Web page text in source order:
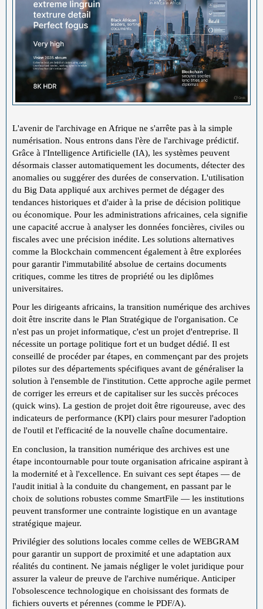
L'avenir de l'archivage en Afrique ne s'arrête pas à la simple
numérisation. Nous entrons dans l'ère de l'archivage prédictif.
Grâce à l'Intelligence Artificielle (IA), les systèmes peuvent
désormais classer automatiquement les documents, détecter des
anomalies ou suggérer des durées de conservation. L'utilisation
du Big Data appliqué aux archives permet de dégager des
tendances historiques et d'aider à la prise de décision politique
ou économique. Pour les administrations africaines, cela signifie
une capacité accrue à analyser les données foncières, civiles ou
fiscales avec une précision inédite. Les solutions alternatives
comme la Blockchain commencent également à être explorées
pour garantir l'immutabilité absolue de certains documents
critiques, comme les titres de propriété ou les diplômes
universitaires.
Pour les dirigeants africains, la transition numérique des archives
doit être inscrite dans le Plan Stratégique de l'organisation. Ce
n'est pas un projet informatique, c'est un projet d'entreprise. Il
nécessite un portage politique fort et un budget dédié. Il est
conseillé de procéder par étapes, en commençant par des projets
pilotes sur des départements spécifiques avant de généraliser la
solution à l'ensemble de l'institution. Cette approche agile permet
de corriger les erreurs et de capitaliser sur les succès précoces
(quick wins). La gestion de projet doit être rigoureuse, avec des
indicateurs de performance (KPI) clairs pour mesurer l'adoption
de l'outil et l'efficacité de la nouvelle chaîne documentaire.
En conclusion, la transition numérique des archives est une
étape incontournable pour toute organisation africaine aspirant à
la modernité et à l'excellence. En suivant ces sept étapes — de
l'audit initial à la conduite du changement, en passant par le
choix de solutions robustes comme SmartFile — les institutions
peuvent transformer une contrainte logistique en un avantage
stratégique majeur.
Privilégier des solutions locales comme celles de WEBGRAM
pour garantir un support de proximité et une adaptation aux
réalités du continent. Ne jamais négliger le volet juridique pour
assurer la valeur de preuve de l'archive numérique. Anticiper
l'obsolescence technologique en choisissant des formats de
fichiers ouverts et pérennes (comme le PDF/A).